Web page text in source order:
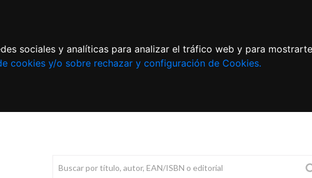
sociales y analíticas para analizar el tráfico web y para
cookies y/o sobre rechazar y configuración de Cookies.